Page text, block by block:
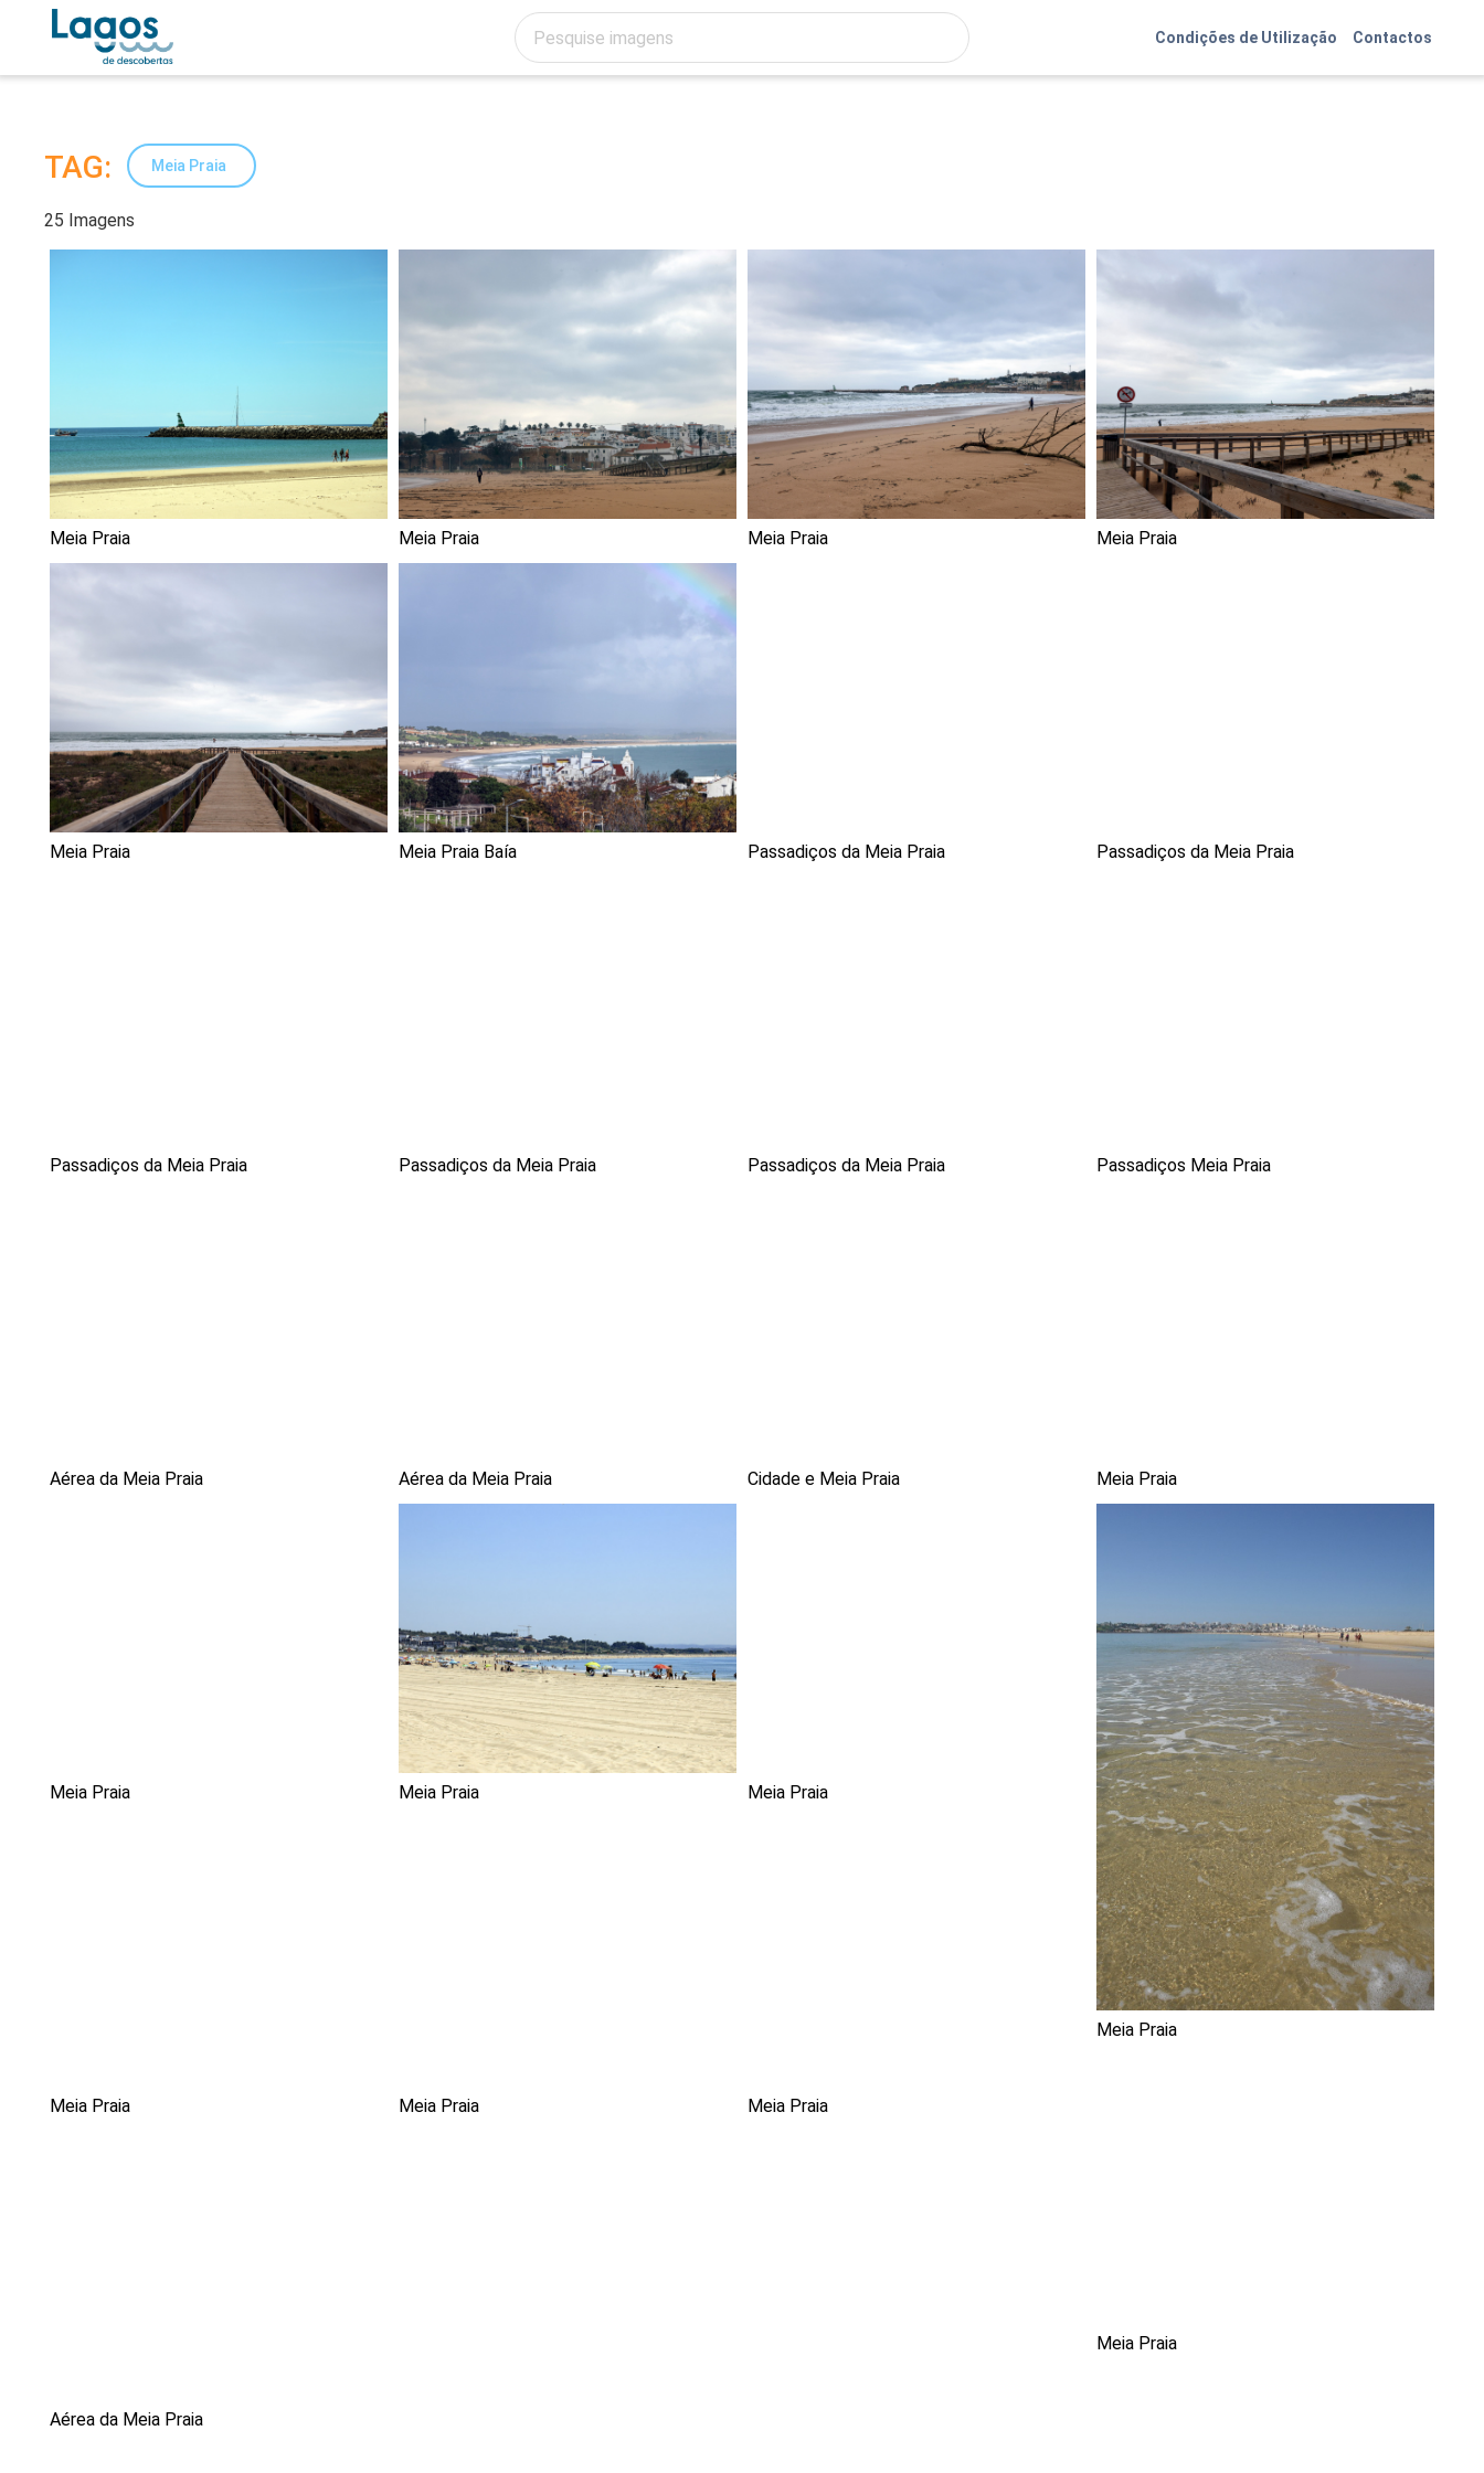
Condições de Utilização Contactos
TAG: Meia Praia
25 Imagens
Meia Praia Meia Praia Meia Praia Meia Praia
Meia Praia Meia Praia Baía Passadiços da Meia Praia Passadiços da Meia Praia
Passadiços da Meia Praia Passadiços da Meia Praia Passadiços da Meia Praia Passadiços Meia Praia
Aérea da Meia Praia Aérea da Meia Praia Cidade e Meia Praia Meia Praia
Meia Praia Meia Praia Meia Praia
Meia Praia
Meia Praia Meia Praia Meia Praia
Meia Praia
Aérea da Meia Praia